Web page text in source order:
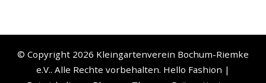
© Copyright 2026 Kleingartenverein Bochum-Riemke
e.V.. Alle Rechte vorbehalten. Hello Fashion |